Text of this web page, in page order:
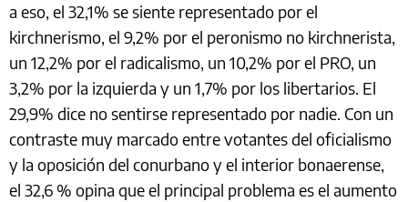
a eso, el 32,1% se siente representado por el
kirchnerismo, el 9,2% por el peronismo no kirchnerista,
un 12,2% por el radicalismo, un 10,2% por el PRO, un
3,2% por la izquierda y un 1,7% por los libertarios. El
29,9% dice no sentirse representado por nadie. Con un
contraste muy marcado entre votantes del oficialismo
y la oposición del conurbano y el interior bonaerense,
el 32,6 % opina que el principal problema es el aumento